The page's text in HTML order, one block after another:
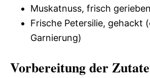
Muskatnuss, frisch
Frische Petersilie, gehackt
Garnierung)
Vorbereitung der